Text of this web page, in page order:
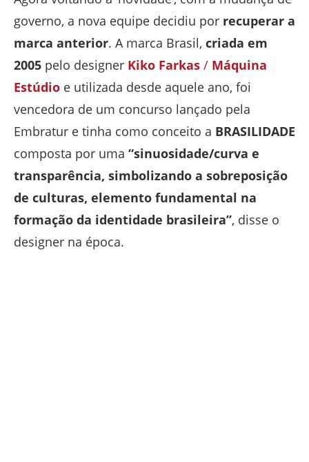
governo, a nova equipe decidiu por recuperar a
marca anterior. A marca Brasil, criada em
2005 pelo designer Kiko Farkas / Máquina
Estúdio e utilizada desde aquele ano, foi
vencedora de um concurso lançado pela
Embratur e tinha como conceito a BRASILIDADE
composta por uma “sinuosidade/curva e
transparência, simbolizando a sobreposição
de culturas, elemento fundamental na
formação da identidade brasileira”, disse o
designer na época.